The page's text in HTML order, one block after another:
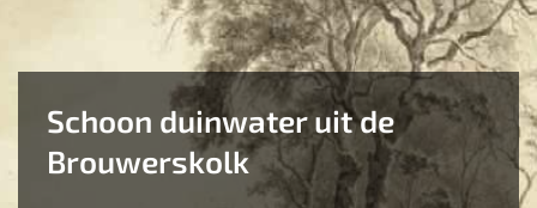
Schoon duinwater uit de
Brouwerskolk